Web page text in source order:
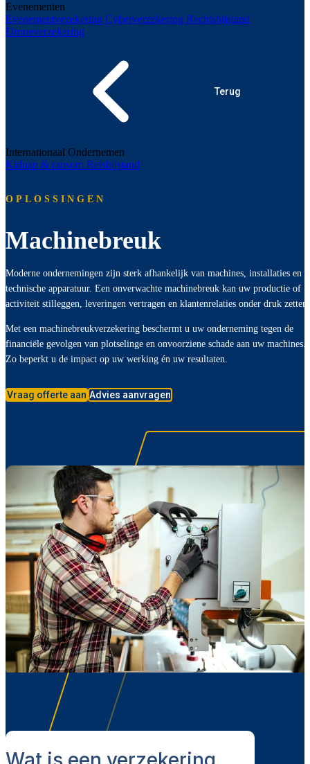
Evenementen
Evenementvezekering Cyberverzekering Rechtsbijstand
Droneverzekering
Terug
Internationaal Ondernemen
Kidnap & ransom Reisbijstand
OPLOSSINGEN
Machinebreuk
Moderne ondernemingen zijn sterk afhankelijk van machines, installaties en
technische apparatuur. Een onverwachte machinebreuk kan uw productie of
activiteit stilleggen, leveringen vertragen en klantenrelaties onder druk
Met een machinebreukverzekering beschermt u uw onderneming tegen de
financiële gevolgen van plotselinge en onvoorziene schade aan uw machines.
Zo beperkt u de impact op uw werking én uw resultaten.
Vraag offerte aan Advies aanvragen